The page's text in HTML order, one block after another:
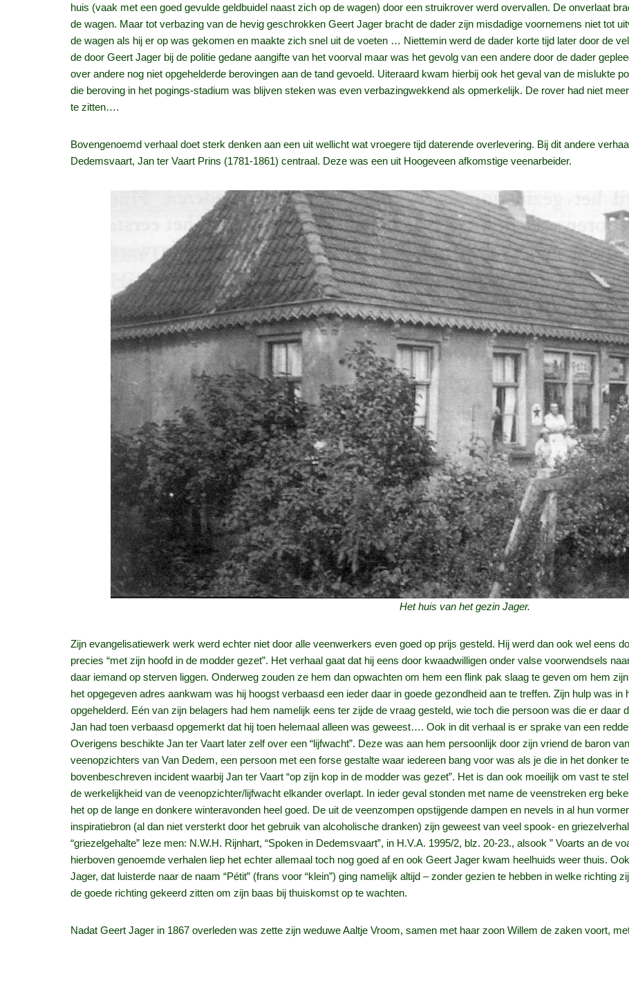
huis (vaak met een goed gevulde geldbuidel naast zich op de wagen) door een struikrover werd overvallen. De onverlaat
de wagen. Maar tot verbazing van de hevig geschrokken Geert Jager bracht de dader zijn misdadige voornemens niet tot
de wagen als hij er op was gekomen en maakte zich snel uit de voeten … Niettemin werd de dader korte tijd later door de
de door Geert Jager bij de politie gedane aangifte van het voorval maar was het gevolg van een andere door de dader
over andere nog niet opgehelderde berovingen aan de tand gevoeld. Uiteraard kwam hierbij ook het geval van de mislukte
die beroving in het pogings-stadium was blijven steken was even verbazingwekkend als opmerkelijk. De rover had niet
te zitten….
Bovengenoemd verhaal doet sterk denken aan een uit wellicht wat vroegere tijd daterende overlevering. Bij dit andere
Dedemsvaart, Jan ter Vaart Prins (1781-1861) centraal. Deze was een uit Hoogeveen afkomstige veenarbeider.
Het huis van het gezin Jager.
Zijn evangelisatiewerk werk werd echter niet door alle veenwerkers even goed op prijs gesteld. Hij werd dan ook wel eens
precies “met zijn hoofd in de modder gezet”. Het verhaal gaat dat hij eens door kwaadwilligen onder valse voorwendsels
daar iemand op sterven liggen. Onderweg zouden ze hem dan opwachten om hem een flink pak slaag te geven om hem
het opgegeven adres aankwam was hij hoogst verbaasd een ieder daar in goede gezondheid aan te treffen. Zijn hulp was in
opgehelderd. Eén van zijn belagers had hem namelijk eens ter zijde de vraag gesteld, wie toch die persoon was die er daar
Jan had toen verbaasd opgemerkt dat hij toen helemaal alleen was geweest…. Ook in dit verhaal is er sprake van een
Overigens beschikte Jan ter Vaart later zelf over een “lijfwacht”. Deze was aan hem persoonlijk door zijn vriend de baron
veenopzichters van Van Dedem, een persoon met een forse gestalte waar iedereen bang voor was als je die in het donker
bovenbeschreven incident waarbij Jan ter Vaart “op zijn kop in de modder was gezet”. Het is dan ook moeilijk om vast te
de werkelijkheid van de veenopzichter/lijfwacht elkander overlapt. In ieder geval stonden met name de veenstreken erg
het op de lange en donkere winteravonden heel goed. De uit de veenzompen opstijgende dampen en nevels in al hun
inspiratiebron (al dan niet versterkt door het gebruik van alcoholische dranken) zijn geweest van veel spook- en
“griezelgehalte” leze men: N.W.H. Rijnhart, “Spoken in Dedemsvaart”, in H.V.A. 1995/2, blz. 20-23., alsook ” Voarts an de
hierboven genoemde verhalen liep het echter allemaal toch nog goed af en ook Geert Jager kwam heelhuids weer thuis.
Jager, dat luisterde naar de naam “Pétit” (frans voor “klein”) ging namelijk altijd – zonder gezien te hebben in welke richting
de goede richting gekeerd zitten om zijn baas bij thuiskomst op te wachten.
Nadat Geert Jager in 1867 overleden was zette zijn weduwe Aaltje Vroom, samen met haar zoon Willem de zaken voort,